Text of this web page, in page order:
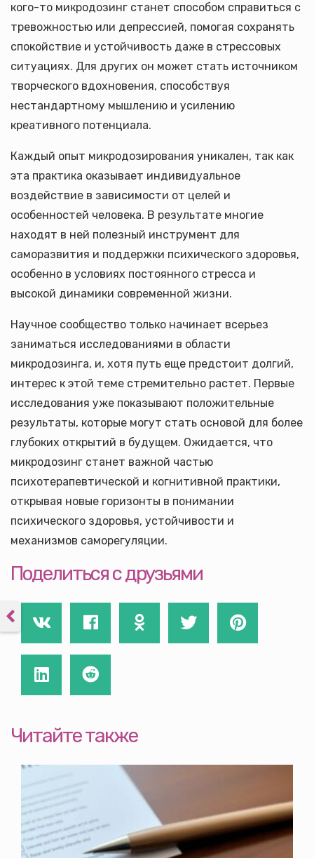
кого-то микродозинг станет способом справиться с
тревожностью или депрессией, помогая сохранять
спокойствие и устойчивость даже в стрессовых
ситуациях. Для других он может стать источником
творческого вдохновения, способствуя
нестандартному мышлению и усилению
креативного потенциала.
Каждый опыт микродозирования уникален, так как
эта практика оказывает индивидуальное
воздействие в зависимости от целей и
особенностей человека. В результате многие
находят в ней полезный инструмент для
саморазвития и поддержки психического здоровья,
особенно в условиях постоянного стресса и
высокой динамики современной жизни.
Научное сообщество только начинает всерьез
заниматься исследованиями в области
микродозинга, и, хотя путь еще предстоит долгий,
интерес к этой теме стремительно растет. Первые
исследования уже показывают положительные
результаты, которые могут стать основой для более
глубоких открытий в будущем. Ожидается, что
микродозинг станет важной частью
психотерапевтической и когнитивной практики,
открывая новые горизонты в понимании
психического здоровья, устойчивости и
механизмов саморегуляции.
Поделиться с друзьями
Читайте также